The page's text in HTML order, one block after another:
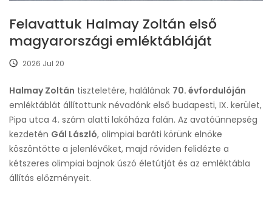
Felavattuk Halmay Zoltán első
magyarországi emléktábláját
2026 Jul 20
Halmay Zoltán tiszteletére, halálának 70. évfordulóján
emléktáblát állítottunk névadónk első budapesti, IX. kerület,
Pipa utca 4. szám alatti lakóháza falán. Az avatóünnepség
kezdetén Gál László, olimpiai baráti körünk elnöke
köszöntötte a jelenlévőket, majd röviden felidézte a
kétszeres olimpiai bajnok úszó életútját és az emléktábla
állítás előzményeit.